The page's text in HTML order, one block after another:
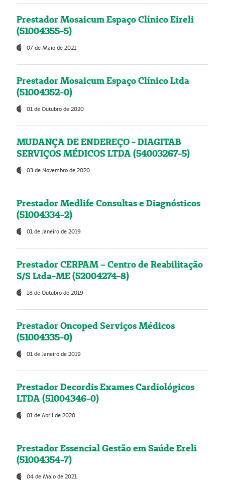
Prestador Mosaicum Espaço Clínico Eireli
(51004355-5)
07 de Maio de 2021
Prestador Mosaicum Espaço Clínico Ltda
(51004352-0)
01 de Outubro de 2020
MUDANÇA DE ENDEREÇO - DIAGITAB
SERVIÇOS MÉDICOS LTDA (54003267-5)
03 de Novembro de 2020
Prestador Medlife Consultas e Diagnósticos
(51004334-2)
01 de Janeiro de 2019
Prestador CERPAM – Centro de Reabilitação
S/S Ltda-ME (52004274-8)
18 de Outubro de 2019
Prestador Oncoped Serviços Médicos
(51004335-0)
01 de Janeiro de 2019
Prestador Decordis Exames Cardiológicos
LTDA (51004346-0)
01 de Abril de 2020
Prestador Essencial Gestão em Saúde Ereli
(51004354-7)
04 de Maio de 2021